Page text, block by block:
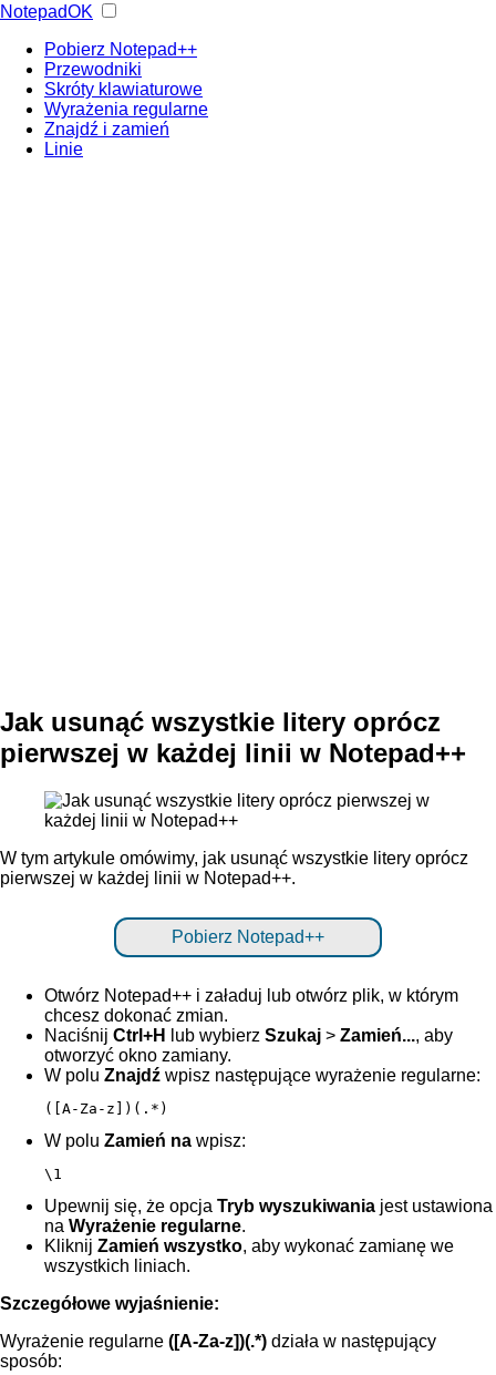
NotepadOK
Pobierz Notepad++
Przewodniki
Skróty klawiaturowe
Wyrażenia regularne
Znajdź i zamień
Linie
Jak usunąć wszystkie litery oprócz
pierwszej w każdej linii w Notepad++
W tym artykule omówimy, jak usunąć wszystkie litery oprócz
pierwszej w każdej linii w Notepad++.
Pobierz Notepad++
Otwórz Notepad++ i załaduj lub otwórz plik, w którym
chcesz dokonać zmian.
Naciśnij Ctrl+H lub wybierz Szukaj > Zamień..., aby
otworzyć okno zamiany.
W polu Znajdź wpisz następujące wyrażenie regularne:
([A-Za-z])(.*)
W polu Zamień na wpisz:
\1
Upewnij się, że opcja Tryb wyszukiwania jest ustawiona
na Wyrażenie regularne.
Kliknij Zamień wszystko, aby wykonać zamianę we
wszystkich liniach.
Szczegółowe wyjaśnienie:
Wyrażenie regularne ([A-Za-z])(.*) działa w następujący
sposób: